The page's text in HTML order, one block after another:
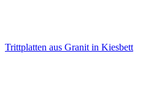
Trittplatten aus Granit in Kiesbett